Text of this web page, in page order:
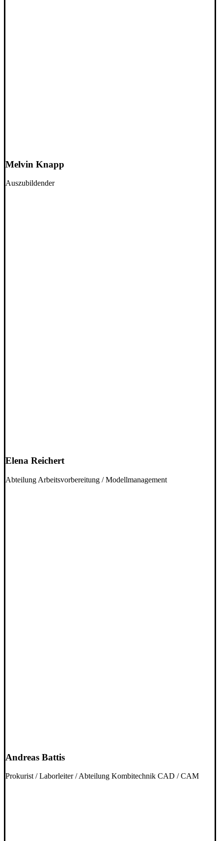
Melvin Knapp
Auszubildender
Elena Reichert
Abteilung Arbeitsvorbereitung / Modellmanagement
Andreas Battis
Prokurist / Laborleiter / Abteilung Kombitechnik CAD / CAM